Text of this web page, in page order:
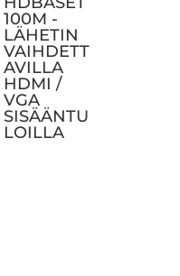
100M -
LÄHETIN
VAIHDETT
AVILLA
HDMI /
VGA
SISÄÄNTU
LOILLA